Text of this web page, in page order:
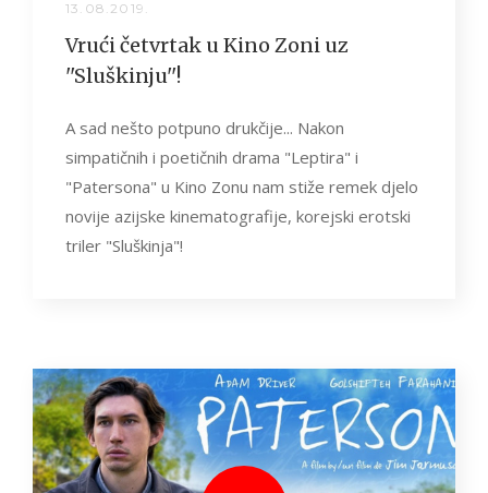
13.08.2019.
Vrući četvrtak u Kino Zoni uz
''Sluškinju''!
A sad nešto potpuno drukčije... Nakon
simpatičnih i poetičnih drama "Leptira" i
"Patersona" u Kino Zonu nam stiže remek djelo
novije azijske kinematografije, korejski erotski
triler "Sluškinja"!